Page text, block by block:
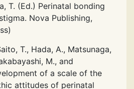
T. (Ed.) Perinatal bonding
Nova Publishing,
T., Hada, A., Matsunaga,
M., and
of a scale of the
attitudes of perinatal